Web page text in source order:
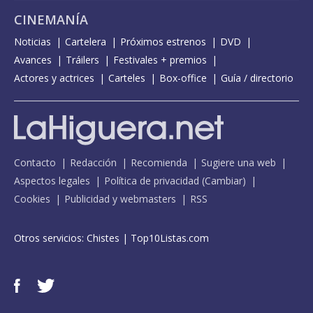
CINEMANÍA
Noticias Cartelera Próximos estrenos
DVD
Avances
Tráilers
Festivales + premios
Actores y actrices
Carteles Box-office Guía / directorio
Contacto Redacción Recomienda
Sugiere una web
Aspectos legales
Política de privacidad (Cambiar)
Cookies
Publicidad y webmasters RSS
Otros servicios: Chistes | Top10Listas.com